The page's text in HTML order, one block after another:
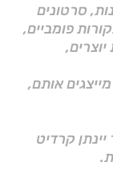
סרטונים
פומביים,
זכויות יוצרים,
אותם,
קרדיט